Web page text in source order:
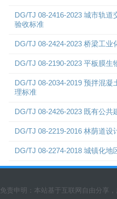
DG/TJ 08-2416-2023 城市轨道
验收标准
DG/TJ 08-2424-2023 桥梁工业
DG/TJ 08-2190-2023 平板膜生
DG/TJ 08-2034-2019 预拌混凝
理标准
DG/TJ 08-2426-2023 既有公共
DG/TJ 08-2219-2016 林荫道设
DG/TJ 08-2274-2018 城镇化地
免责申明：本站基于互联网自由分享